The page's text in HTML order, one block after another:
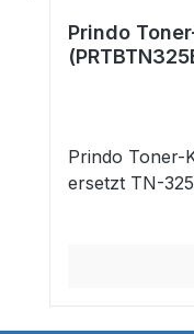
Prindo
Prindo Toner-
ersetzt TN-